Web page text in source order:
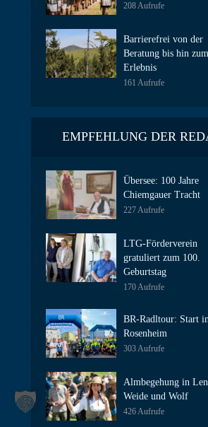
208 Aufrufe
Barrierefrei von der
Beratung bis hin zum
Erlebnis
161 Aufrufe
EMPFEHLUNG DER
Übersee: 100 Jahre
Chiemgauer Tracht
227 Aufrufe
LTG-Förderverein
gratuliert zum 100.
Geburtstag
170 Aufrufe
BR-Radltour: Start
Rosenheim
303 Aufrufe
Almbegehung in
Weide und Wolf
426 Aufrufe